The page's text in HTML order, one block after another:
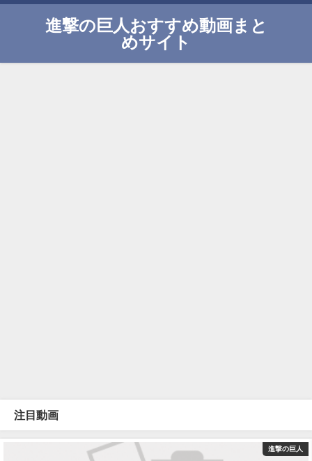
進撃の巨人おすすめ動画まと
めサイト
注目動画
進撃の巨人